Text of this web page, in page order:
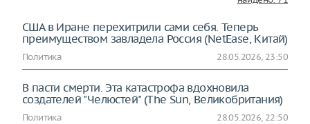
США в Иране перехитрили сами себя. Теперь
преимуществом завладела Россия (NetEase, Китай)
Политика 28.05.2026, 23:50
В пасти смерти. Эта катастрофа вдохновила
создателей "Челюстей" (The Sun, Великобритания)
Политика 28.05.2026, 22:50